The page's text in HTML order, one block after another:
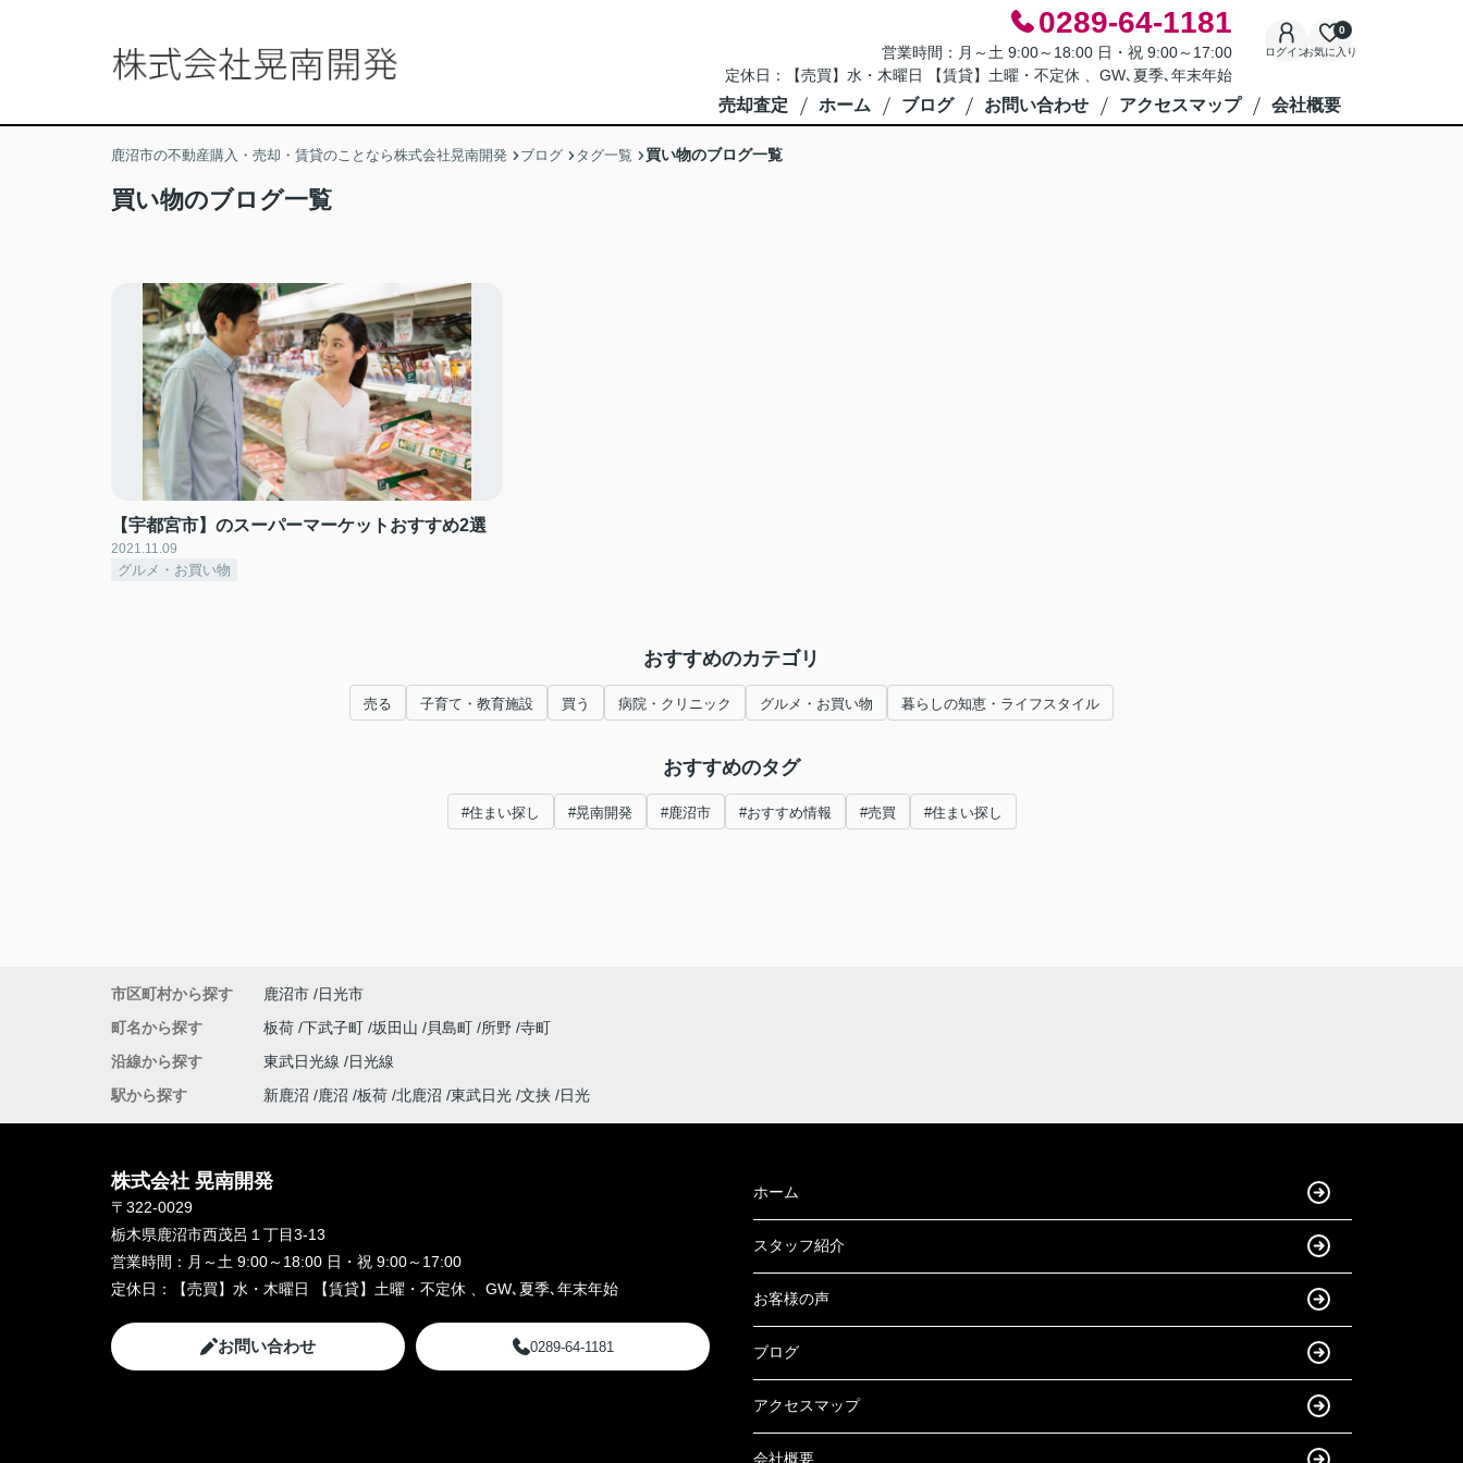
0289-64-1181
営業時間：月～土 9:00～18:00 日・祝 9:00～17:00
定休日：【売買】水・木曜日 【賃貸】土曜・不定休 、GW､夏季､年末年始
ログインお気に入り
0
売却査定 ホーム ブログ お問い合わせ アクセスマップ 会社概要
鹿沼市の不動産購入・売却・賃貸のことなら株式会社晃南開発 ブログ タグ一覧 買い物のブログ一覧
買い物のブログ一覧
【宇都宮市】のスーパーマーケットおすすめ2選
2021.11.09
グルメ・お買い物
おすすめのカテゴリ
売る 子育て・教育施設 買う 病院・クリニック グルメ・お買い物 暮らしの知恵・ライフスタイル
おすすめのタグ
#住まい探し #晃南開発 #鹿沼市 #おすすめ情報 #売買 #住まい探し
市区町村から探す 鹿沼市
日光市
町名から探す
板荷 下武子町 坂田山 貝島町 所野 寺町
沿線から探す
東武日光線
日光線
駅から探す
新鹿沼 鹿沼 板荷 北鹿沼 東武日光 文挟 日光
株式会社 晃南開発
〒322-0029
栃木県鹿沼市西茂呂１丁目3-13
営業時間： 月～土 9:00～18:00 日・祝 9:00～17:00
定休日：
【売買】水・木曜日 【賃貸】土曜・不定休 、GW､夏季､年末年始
お問い合わせ 0289-64-1181
ホーム
スタッフ紹介
お客様の声
ブログ
アクセスマップ
会社概要